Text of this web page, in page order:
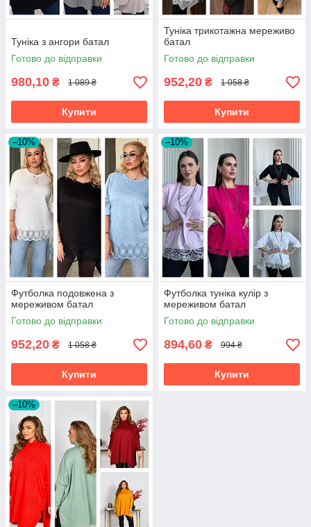
Туніка з ангори батал
Готово до відправки
980,10 ₴ 1 089 ₴
Купити
Туніка трикотажна мереживо
батал
Готово до відправки
952,20 ₴ 1 058 ₴
Купити
–10%
Футболка подовжена з
мереживом батал
Готово до відправки
952,20 ₴ 1 058 ₴
Купити
–10%
Футболка туніка кулір з
мереживом батал
Готово до відправки
894,60 ₴ 994 ₴
Купити
–10%